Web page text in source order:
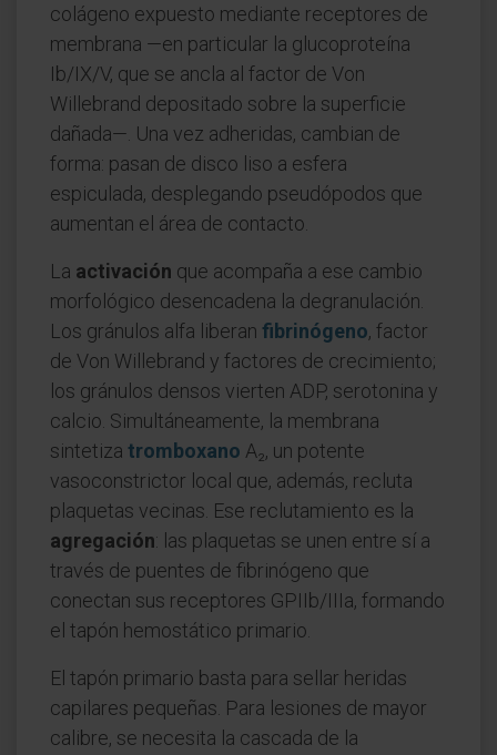
colágeno expuesto mediante receptores de
membrana —en particular la glucoproteína
Ib/IX/V, que se ancla al factor de Von
Willebrand depositado sobre la superficie
dañada—. Una vez adheridas, cambian de
forma: pasan de disco liso a esfera
espiculada, desplegando pseudópodos que
aumentan el área de contacto.
La activación que acompaña a ese cambio
morfológico desencadena la degranulación.
Los gránulos alfa liberan fibrinógeno, factor
de Von Willebrand y factores de crecimiento;
los gránulos densos vierten ADP, serotonina y
calcio. Simultáneamente, la membrana
sintetiza tromboxano A₂, un potente
vasoconstrictor local que, además, recluta
plaquetas vecinas. Ese reclutamiento es la
agregación: las plaquetas se unen entre sí a
través de puentes de fibrinógeno que
conectan sus receptores GPIIb/IIIa, formando
el tapón hemostático primario.
El tapón primario basta para sellar heridas
capilares pequeñas. Para lesiones de mayor
calibre, se necesita la cascada de la